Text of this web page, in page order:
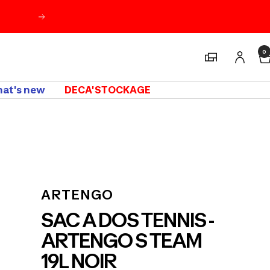
Suivant
Magasins 0
new DECA'STOCKAGE
ARTENGO
SAC A DOS TENNIS -
ARTENGO S TEAM
19L NOIR